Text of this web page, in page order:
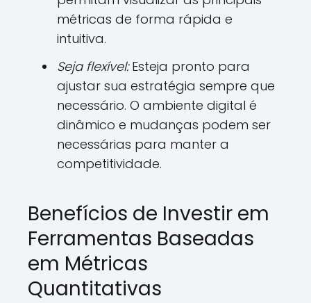
métricas de forma rápida e
intuitiva.
Seja flexível:Esteja pronto para
ajustar sua estratégia sempre que
necessário. O ambiente digital é
dinâmico e mudanças podem ser
necessárias para manter a
competitividade.
Benefícios de Investir em
Ferramentas Baseadas
em Métricas
Quantitativas